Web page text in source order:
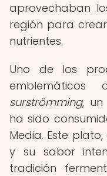
aprovechaban
región para
nutrientes.
Uno de los
surströmming,
ha sido
Media. Este
y su sabor
tradición